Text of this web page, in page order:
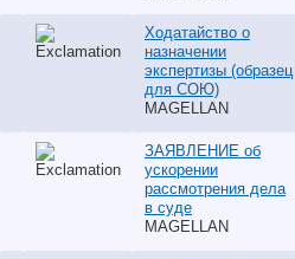
Ходатайство о
назначении
экспертизы (образец
для СОЮ)
MAGELLAN
ЗАЯВЛЕНИЕ об
ускорении
рассмотрения дела
в суде
MAGELLAN